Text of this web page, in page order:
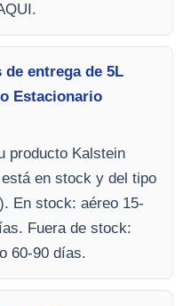
entrega de 5L
Estacionario
producto Kalstein
en stock y del tipo
En stock: aéreo 15-
Fuera de stock:
60-90 días.